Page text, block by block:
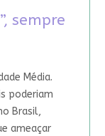
sempre
Média.
poderiam
Brasil,
ameaçar